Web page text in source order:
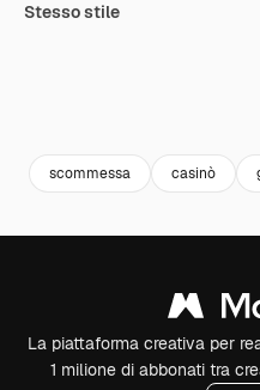
Stesso stile
scommessa casinò
La piattaforma creativa per
1 milione di abbonati tra